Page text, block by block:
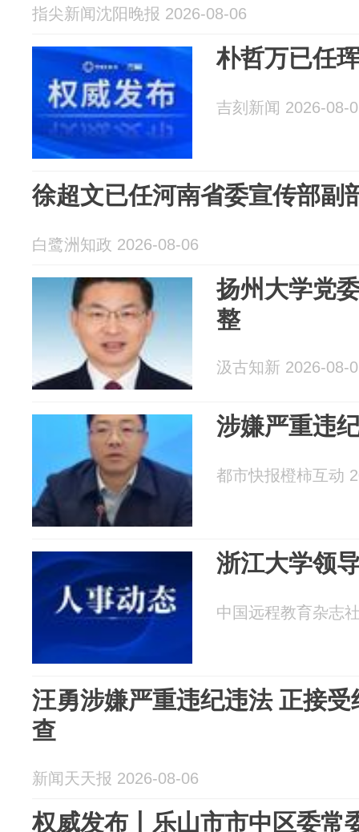
指尖新闻沈阳晚报 2026-08-06
朴哲万已任
吉刻新闻 2026-08-
徐超文已任河南省委宣传部副
白鹭洲知政 2026-08-06
扬州大学党
整
汲古知新 2026-08-
涉嫌严重违
都市快报橙柿互动
浙江大学领
中国远程教育杂志
汪勇涉嫌严重违纪违法 正接
查
新闻天天报 2026-08-06
权威发布丨乐山市市中区委常